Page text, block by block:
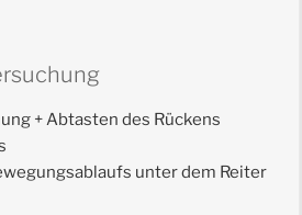
+ Abtasten des Rückens
unter dem Reiter